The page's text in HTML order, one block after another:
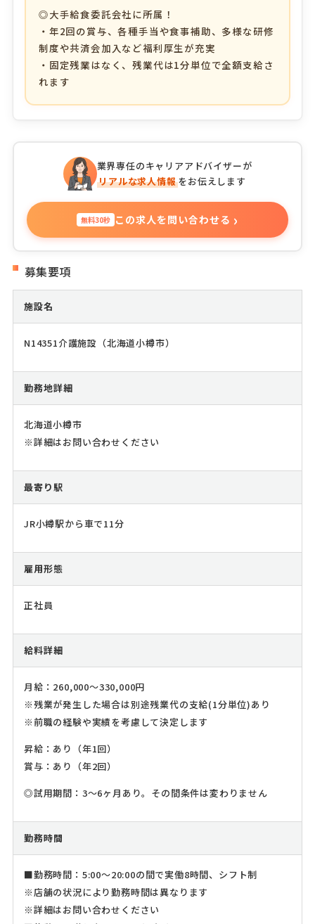
◎大手給食委託会社に所属！
・年2回の賞与、各種手当や食事補助、多様な研修
制度や共済会加入など福利厚生が充実
・固定残業はなく、残業代は1分単位で全額支給さ
れます
業界専任のキャリアアドバイザーが
リアルな求人情報をお伝えします
無料30秒 この求人を問い合わせる ›
募集要項
施設名
N14351介護施設（北海道小樽市）
勤務地詳細
北海道小樽市
※詳細はお問い合わせください
最寄り駅
JR小樽駅から車で11分
雇用形態
正社員
給料詳細
月給：260,000～330,000円
※残業が発生した場合は別途残業代の支給(1分単位)あり
※前職の経験や実績を考慮して決定します
昇給：あり（年1回）
賞与：あり（年2回）
◎試用期間：3～6ヶ月あり。その間条件は変わりません
勤務時間
■勤務時間：5:00～20:00の間で実働8時間、シフト制
※店舗の状況により勤務時間は異なります
※詳細はお問い合わせください